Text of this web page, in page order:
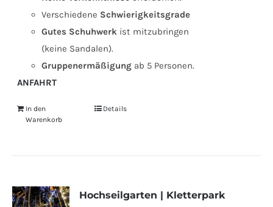
Verschiedene Schwierigkeitsgrade
Gutes Schuhwerk ist mitzubringen
(keine Sandalen).
Gruppenermäßigung ab 5 Personen.
ANFAHRT
In den
Warenkorb
Details
Hochseilgarten | Kletterpark